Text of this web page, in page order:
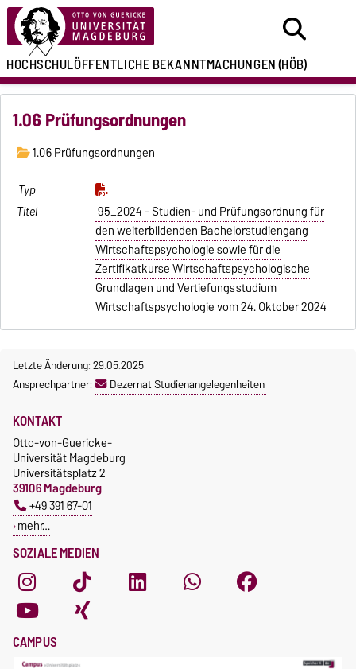
HOCHSCHULÖFFENTLICHEBEKANNTMACHUNGEN(HÖB)
1.06 Prüfungsordnungen
1.06 Prüfungsordnungen
95_2024 - Studien- und Prüfungsordnung für
den weiterbildenden Bachelorstudiengang
Wirtschaftspsychologie sowie für die
Zertifikatkurse Wirtschaftspsychologische
Grundlagen und Vertiefungsstudium
Wirtschaftspsychologie vom 24. Oktober 2024
Letzte Änderung: 29.05.2025
Ansprechpartner:
Dezernat Studienangelegenheiten
SOZIALE MEDIEN
KONTAKT
Otto-von-Guericke-
Universität Magdeburg
Universitätsplatz 2
39106 Magdeburg
+49 391 67-01
mehr…
CAMPUS